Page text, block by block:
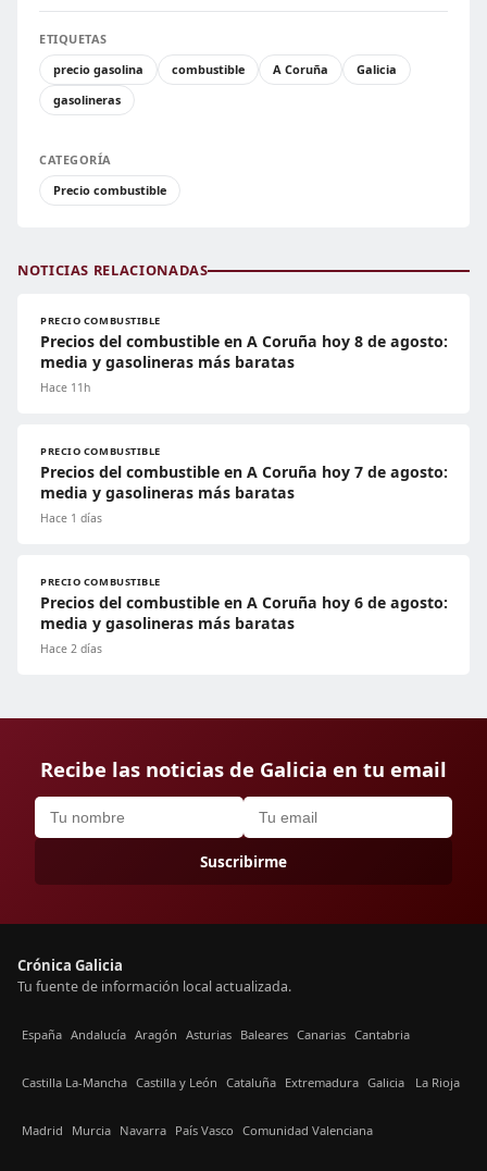
ETIQUETAS
precio gasolina
combustible A Coruña
Galicia
gasolineras
CATEGORÍA
Precio combustible
NOTICIAS RELACIONADAS
PRECIO COMBUSTIBLE
Precios del combustible en A Coruña hoy 8 de agosto:
media y gasolineras más baratas
Hace 11h
PRECIO COMBUSTIBLE
Precios del combustible en A Coruña hoy 7 de agosto:
media y gasolineras más baratas
Hace 1 días
PRECIO COMBUSTIBLE
Precios del combustible en A Coruña hoy 6 de agosto:
media y gasolineras más baratas
Hace 2 días
Recibe las noticias de Galicia en tu email
Suscribirme
Crónica Galicia
Tu fuente de información local actualizada.
España Andalucía Aragón Asturias Baleares Canarias Cantabria
Castilla La-Mancha Castilla y León Cataluña Extremadura Galicia La Rioja
Madrid Murcia Navarra País Vasco Comunidad Valenciana